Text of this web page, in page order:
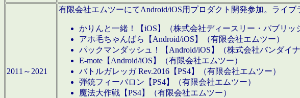
2011～2021
有限会社エムツーにてAndroid/iOS用プロダクト開発参加。ライブ
かりんと一緒！【iOS】（株式会社ディースリー・パブリッ
アホ毛ちゃんばら【Android/iOS】（有限会社エムツー）
パックマンダッシュ！【Android/iOS】（株式会社バンダイ
E-mote【Android/iOS】（有限会社エムツー）
バトルガレッガ Rev.2016【PS4】（有限会社エムツー）
弾銃フィーバロン【PS4】（有限会社エムツー）
魔法大作戦【PS4】（有限会社エムツー）